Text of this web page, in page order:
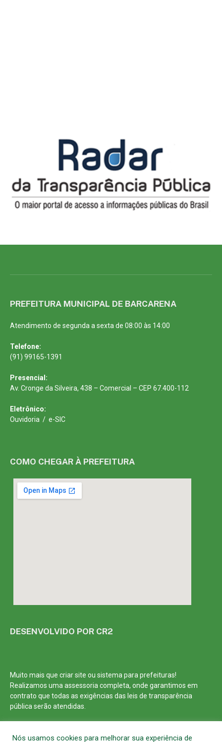
PREFEITURA MUNICIPAL DE BARCARENA
Atendimento de segunda a sexta de 08:00 às 14:00
Telefone:
(91) 99165-1391
Presencial:
Av. Cronge da Silveira, 438 – Comercial – CEP 67.400-112
Eletrônico:
Ouvidoria / e-SIC
COMO CHEGAR À PREFEITURA
DESENVOLVIDO POR CR2
Muito mais que criar site ou sistema para prefeituras!
Realizamos umaassessoriacompleta, onde garantimos em
contrato que todas as exigências das leis de transparência
públicaserão atendidas.
Nós usamos cookies para melhorar sua experiência de